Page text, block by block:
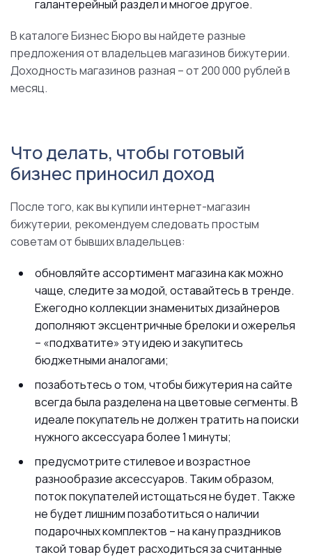
галантерейный раздел и многое другое.
В каталоге Бизнес Бюро вы найдете разные
предложения от владельцев магазинов бижутерии.
Доходность магазинов разная – от 200 000 рублей в
месяц.
Что делать, чтобы готовый
бизнес приносил доход
После того, как вы купили интернет-магазин
бижутерии, рекомендуем следовать простым
советам от бывших владельцев:
обновляйте ассортимент магазина как можно
чаще, следите за модой, оставайтесь в тренде.
Ежегодно коллекции знаменитых дизайнеров
дополняют эксцентричные брелоки и ожерелья
– «подхватите» эту идею и закупитесь
бюджетными аналогами;
позаботьтесь о том, чтобы бижутерия на сайте
всегда была разделена на цветовые сегменты. В
идеале покупатель не должен тратить на поиски
нужного аксессуара более 1 минуты;
предусмотрите стилевое и возрастное
разнообразие аксессуаров. Таким образом,
поток покупателей истощаться не будет. Также
не будет лишним позаботиться о наличии
подарочных комплектов – на кану праздников
такой товар будет расходиться за считанные